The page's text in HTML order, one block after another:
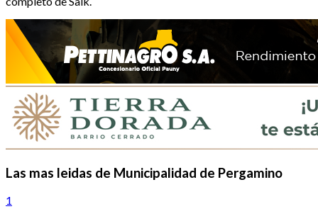
Las mas leidas de Municipalidad de Pergamino
1